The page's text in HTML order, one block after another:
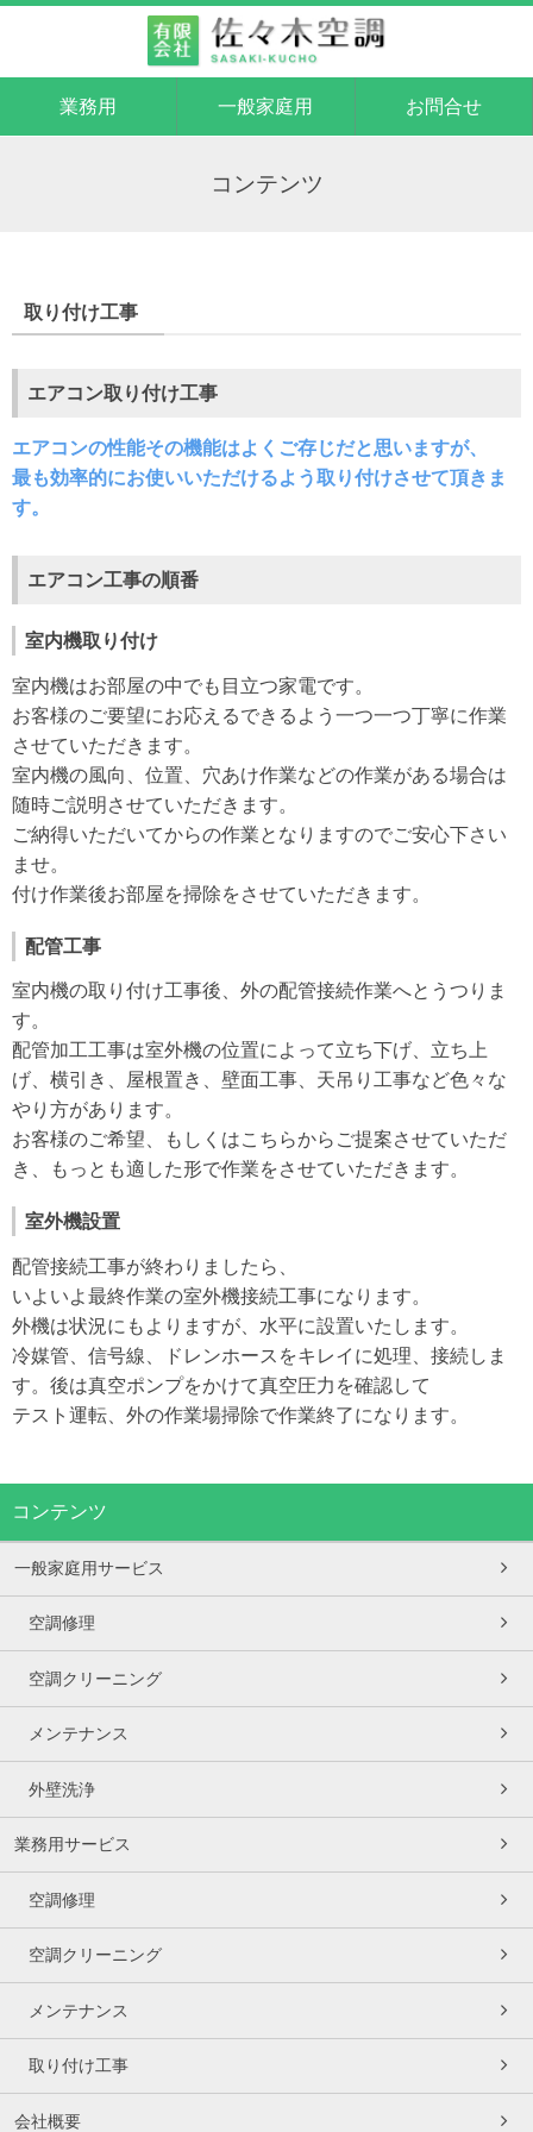
業務用 一般家庭用 お問合せ
コンテンツ
取り付け工事
エアコン取り付け工事
エアコンの性能その機能はよくご存じだと思いますが、
最も効率的にお使いいただけるよう取り付けさせて頂きま
す。
エアコン工事の順番
室内機取り付け
室内機はお部屋の中でも目立つ家電です。
お客様のご要望にお応えるできるよう一つ一つ丁寧に作業
させていただきます。
室内機の風向、位置、穴あけ作業などの作業がある場合は
随時ご説明させていただきます。
ご納得いただいてからの作業となりますのでご安心下さい
ませ。
付け作業後お部屋を掃除をさせていただきます。
配管工事
室内機の取り付け工事後、外の配管接続作業へとうつりま
す。
配管加工工事は室外機の位置によって立ち下げ、立ち上
げ、横引き、屋根置き、壁面工事、天吊り工事など色々な
やり方があります。
お客様のご希望、もしくはこちらからご提案させていただ
き、もっとも適した形で作業をさせていただきます。
室外機設置
配管接続工事が終わりましたら、
いよいよ最終作業の室外機接続工事になります。
外機は状況にもよりますが、水平に設置いたします。
冷媒管、信号線、ドレンホースをキレイに処理、接続しま
す。後は真空ポンプをかけて真空圧力を確認して
テスト運転、外の作業場掃除で作業終了になります。
コンテンツ
一般家庭用サービス
空調修理
空調クリーニング
メンテナンス
外壁洗浄
業務用サービス
空調修理
空調クリーニング
メンテナンス
取り付け工事
会社概要